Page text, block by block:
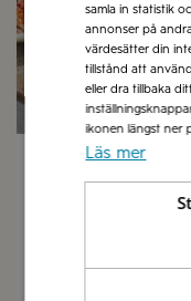
I vår receptbank
recept med
medelhavsmat till
picknick och
samla in statistik
annonser på
värdesätter din
tillstånd att
eller dra tillbaka
ikonen längst ner
Läs mer